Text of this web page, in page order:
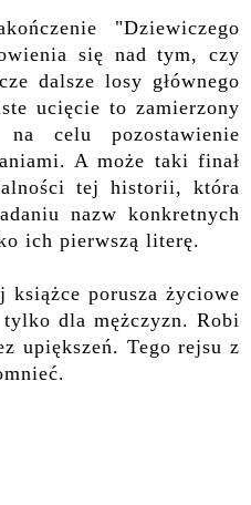
"Dziewiczego
się nad tym, czy
dalsze losy głównego
ucięcie to zamierzony
celu pozostawienie
A może taki finał
tej historii, która
nazw konkretnych
ich pierwszą literę.
książce porusza życiowe
dla mężczyzn. Robi
upiększeń. Tego rejsu z